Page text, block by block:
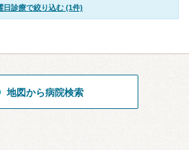
日診療で絞り込む (1件)
地図から病院検索